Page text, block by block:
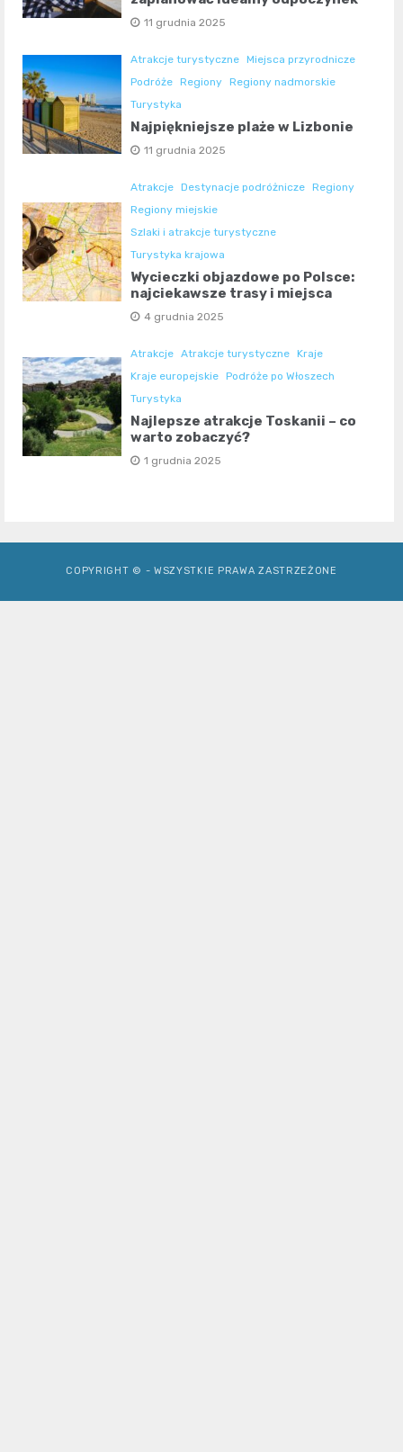
11 grudnia 2025
Atrakcje turystyczne Miejsca przyrodnicze
Podróże Regiony Regiony nadmorskie
Turystyka
Najpiękniejsze plaże w Lizbonie
11 grudnia 2025
Atrakcje Destynacje podróżnicze Regiony
Regiony miejskie
Szlaki i atrakcje turystyczne
Turystyka krajowa
Wycieczki objazdowe po Polsce:
najciekawsze trasy i miejsca
4 grudnia 2025
Atrakcje Atrakcje turystyczne Kraje
Kraje europejskie Podróże po Włoszech
Turystyka
Najlepsze atrakcje Toskanii – co
warto zobaczyć?
1 grudnia 2025
COPYRIGHT © - WSZYSTKIE PRAWA ZASTRZEŻONE